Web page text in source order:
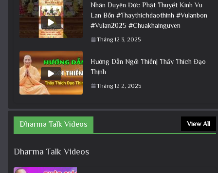
Nhân Duyên Đức Phật Thuyết Kinh Vu
Lan Bồn #Thaythichdaothinh #Vulanbon
#Vulan2025 #Chuakhainguyen
Tháng 12 3, 2025
Hướng Dẫn Ngồi Thiền| Thầy Thích Đạo
Thịnh
Tháng 12 2, 2025
Dharma Talk Videos View All
Dharma Talk Videos